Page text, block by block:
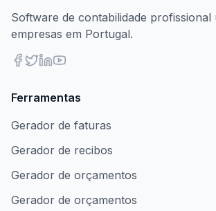
Software de contabilidade profissional
empresas em Portugal.
Ferramentas
Gerador de faturas
Gerador de recibos
Gerador de orçamentos
Gerador de orçamentos